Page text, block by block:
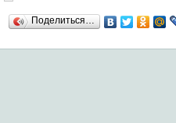
Поделиться…